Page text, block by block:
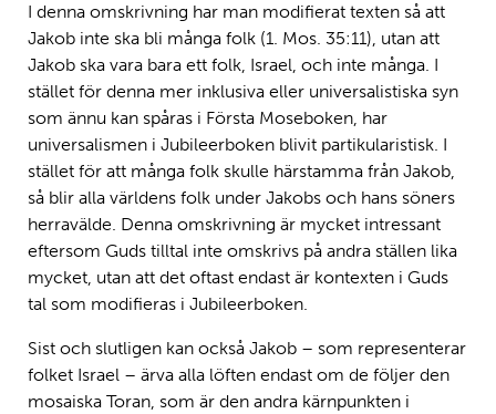
I denna omskrivning har man modifierat texten så att
Jakob inte ska bli många folk (1. Mos. 35:11), utan att
Jakob ska vara bara ett folk, Israel, och inte många. I
stället för denna mer inklusiva eller universalistiska syn
som ännu kan spåras i Första Moseboken, har
universalismen i Jubileerboken blivit partikularistisk. I
stället för att många folk skulle härstamma från Jakob,
så blir alla världens folk under Jakobs och hans söners
herravälde. Denna omskrivning är mycket intressant
eftersom Guds tilltal inte omskrivs på andra ställen lika
mycket, utan att det oftast endast är kontexten i Guds
tal som modifieras i Jubileerboken.
Sist och slutligen kan också Jakob – som representerar
folket Israel – ärva alla löften endast om de följer den
mosaiska Toran, som är den andra kärnpunkten i